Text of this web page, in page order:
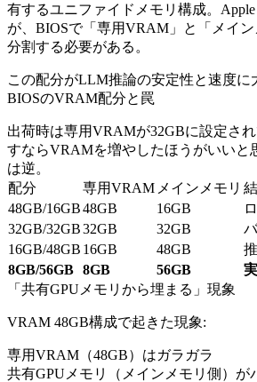
有するユニファイドメモリ構成。
が、BIOSで「専用VRAM」と「メイ
分割する必要がある。
この配分がLLM推論の安定性と速度に
BIOSのVRAM配分と罠
出荷時は専用VRAMが32GBに設定さ
すならVRAMを増やしたほうがいいと
は逆。
配分
専用VRAM メインメモリ
48GB/16GB48GB 16GB
32GB/32GB32GB 32GB
16GB/48GB 16GB 48GB
8GB/56GB 8GB 56GB
「共有GPUメモリから埋まる」現象
VRAM 48GB構成で起きた現象:
専用VRAM（48GB）はガラガラ
共有GPUメモリ（メインメモリ側）が